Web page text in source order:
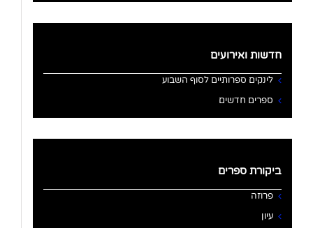
חדשות ואירועים
לינקים ספרותיים לסוף השבוע
ספרים חדשים
ביקורת ספרים
פרוזה
עיון